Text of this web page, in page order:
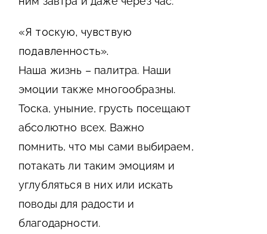
«Я тоскую, чувствую
подавленность».
Наша жизнь – палитра. Наши
эмоции также многообразны.
Тоска, уныние, грусть посещают
абсолютно всех. Важно
помнить, что мы сами выбираем,
потакать ли таким эмоциям и
углубляться в них или искать
поводы для радости и
благодарности.